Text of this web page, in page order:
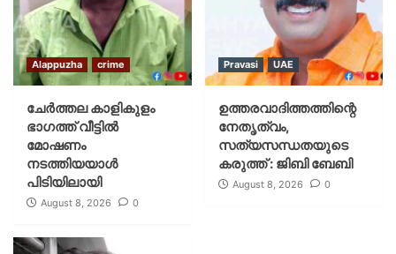
Alappuzha crime
ചേർത്തല കാളികുളം
ഭാഗത്ത് വീട്ടിൽ
മോഷണം
നടത്തിയയാൾ
പിടിയിലായി
August 8, 2026 0
Pravasi UAE
ഉത്തരവാദിത്തത്തിന്റെ
നേതൃത്വം,
സത്യസന്ധതയുടെ
കരുത്ത് : ജിബി ബേബി
August 8, 2026 0